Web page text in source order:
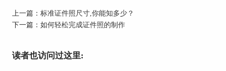
上一篇： 标准证件照尺寸,你能知多少？
下一篇： 如何轻松完成证件照的制作
读者也访问过这里: